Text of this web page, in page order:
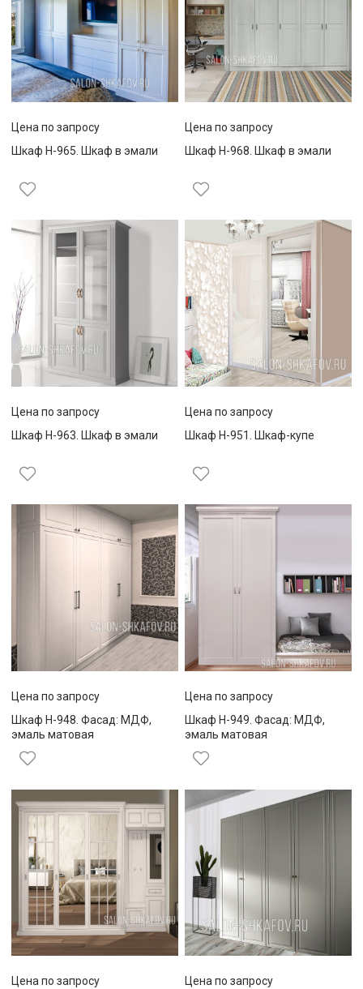
Цена по запросу
Шкаф Н-965. Шкаф в эмали
Цена по запросу
Шкаф Н-968. Шкаф в эмали
Цена по запросу
Шкаф Н-963. Шкаф в эмали
Цена по запросу
Шкаф Н-951. Шкаф-купе
Цена по запросу
Шкаф Н-948. Фасад: МДФ,
эмаль матовая
Цена по запросу
Шкаф Н-949. Фасад: МДФ,
эмаль матовая
Цена по запросу
Цена по запросу